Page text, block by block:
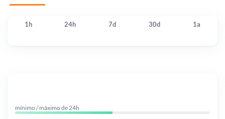
1h 24h 7d 30d 1a
mínimo / máximo de 24h